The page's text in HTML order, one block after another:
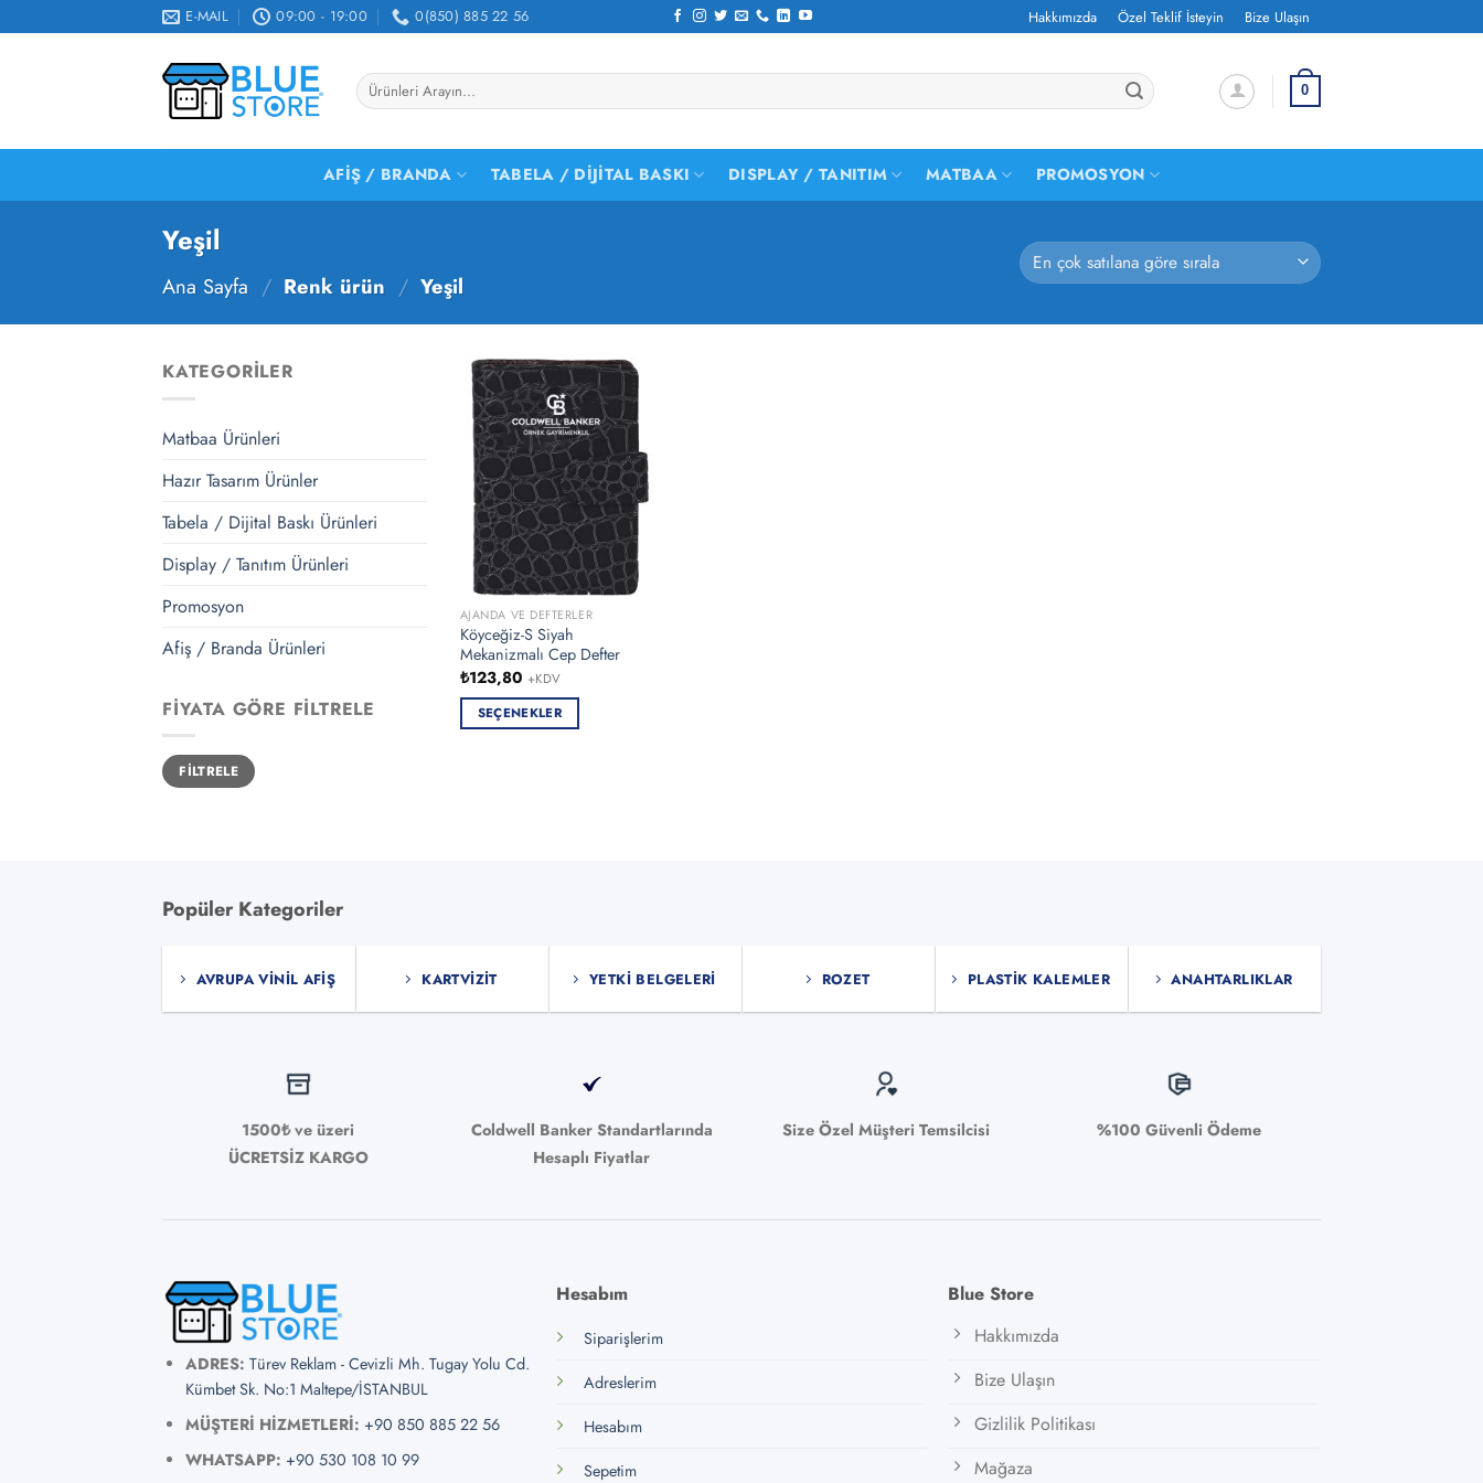
atla
E-MAIL 09:00 - 19:00 0(850) 885 22 56 Hakkımızda Özel Teklif İsteyin Bize Ulaşın
Ara: 0
AFIŞ / BRANDA TABELA / DIJITAL BASKI DISPLAY / TANITIM MATBAA PROMOSYON
Yeşil
Ana Sayfa / Renk ürün / Yeşil
KATEGORILER
Matbaa Ürünleri
Hazır Tasarım Ürünler
Tabela / Dijital Baskı Ürünleri
Display / Tanıtım Ürünleri
Promosyon
Afiş / Branda Ürünleri
FIYATA GÖRE FILTRELE
En
düşük
fiyat
En
yüksek
fiyat
FILTRELE
AJANDA VE DEFTERLER
Köyceğiz-S Siyah
Mekanizmalı Cep Defter
₺123,80 +KDV
SEÇENEKLER
seçilebilir
Popüler Kategoriler
AVRUPA VINIL AFIŞ KARTVIZIT YETKI BELGELERI ROZET PLASTIK KALEMLER ANAHTARLIKLAR
1500₺ ve üzeri
ÜCRETSİZ KARGO
Coldwell Banker Standartlarında
Hesaplı Fiyatlar
Size Özel Müşteri Temsilcisi %100 Güvenli Ödeme
ADRES: Türev Reklam - Cevizli Mh. Tugay Yolu Cd.
Kümbet Sk. No:1 Maltepe/İSTANBUL
MÜŞTERİ HİZMETLERİ: +90 850 885 22 56
WHATSAPP: +90 530 108 10 99
Hesabım
Siparişlerim
Adreslerim
Hesabım
Sepetim
Blue Store
Hakkımızda
Bize Ulaşın
Gizlilik Politikası
Mağaza